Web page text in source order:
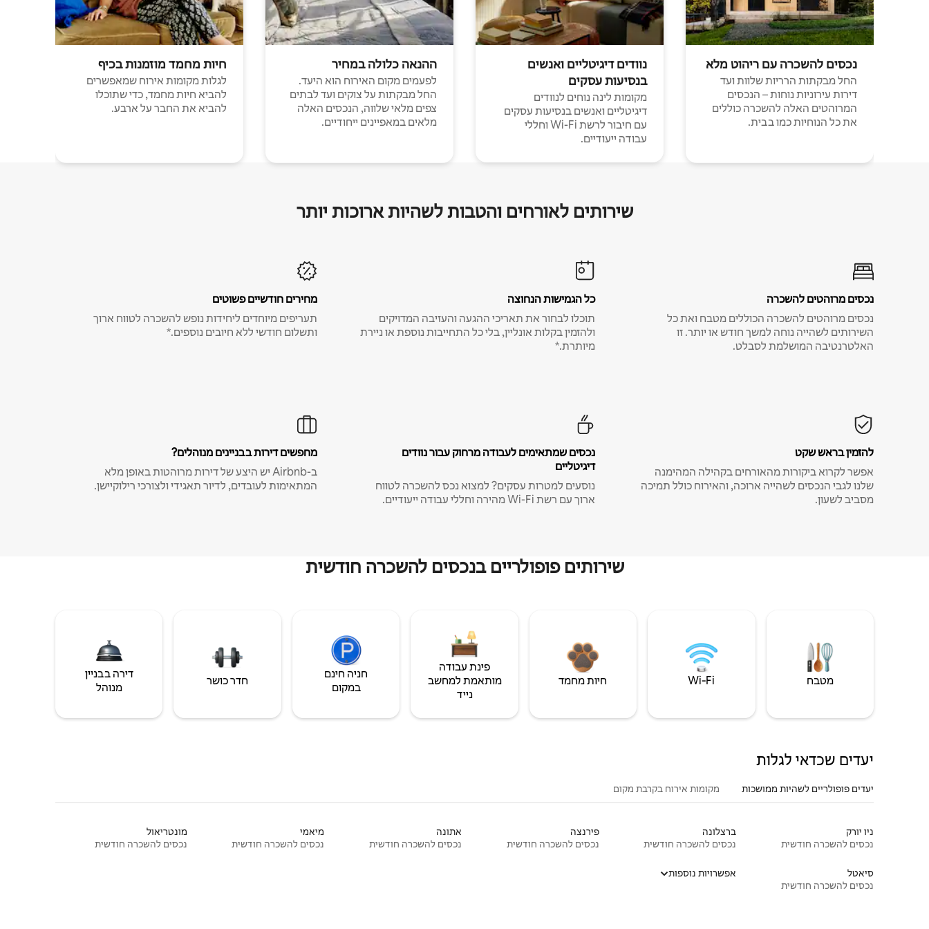
נכסים להשכרה עם ריהוט מלא
החל מבקתות הרריות שלוות ועד
דירות עירוניות נוחות – הנכסים
המרוהטים האלה להשכרה כוללים
את כל הנוחיות כמו בבית.
נוודים דיגיטליים ואנשים
בנסיעות עסקים
מקומות לינה נוחים לנוודים
דיגיטליים ואנשים בנסיעות עסקים
עם חיבור לרשת Wi-Fi וחללי
עבודה ייעודיים.
ההנאה כלולה במחיר
לפעמים מקום האירוח הוא היעד.
החל מבקתות על צוקים ועד לבתים
צפים מלאי שלווה, הנכסים האלה
מלאים במאפיינים ייחודיים.
חיות מחמד מוזמנות בכיף
לגלות מקומות אירוח שמאפשרים
להביא חיות מחמד, כדי שתוכלו
להביא את החבר על ארבע.
שירותים לאורחים והטבות לשהיות ארוכות יותר
נכסים מרוהטים להשכרה
נכסים מרוהטים להשכרה הכוללים מטבח ואת כל
השירותים לשהייה נוחה למשך חודש או יותר. זו
האלטרנטיבה המושלמת לסבלט.
כל הגמישות הנחוצה
תוכלו לבחור את תאריכי ההגעה והעזיבה המדויקים
ולהזמין בקלות אונליין, בלי כל התחייבות נוספת או ניירת
מיותרת.*
מחירים חודשיים פשוטים
תעריפים מיוחדים ליחידות נופש להשכרה לטווח ארוך
ותשלום חודשי ללא חיובים נוספים.*
להזמין בראש שקט
אפשר לקרוא ביקורות מהאורחים בקהילה המהימנה
שלנו לגבי הנכסים לשהייה ארוכה, והאירוח כולל תמיכה
מסביב לשעון.
נכסים שמתאימים לעבודה מרחוק עבור נוודים
דיגיטליים
נוסעים למטרות עסקים? למצוא נכס להשכרה לטווח
ארוך עם רשת Wi-Fi מהירה וחללי עבודה ייעודיים.
מחפשים דירות בבניינים מנוהלים?
ב-Airbnb יש היצע של דירות מרוהטות באופן מלא
המתאימות לעובדים, לדיור תאגידי ולצורכי רילוקיישן.
שירותים פופולריים בנכסים להשכרה חודשית
מטבח Wi‑Fi חיות מחמד
פינת עבודה
מותאמת למחשב
נייד
חניה חינם
במקום
חדר כושר
דירה בבניין
מנוהל
יעדים שכדאי לגלות
יעדים פופולריים לשהיות ממושכות מקומות אירוח בקרבת מקום
ניו יורק
נכסים להשכרה חודשית
ברצלונה
נכסים להשכרה חודשית
פירנצה
נכסים להשכרה חודשית
אתונה
נכסים להשכרה חודשית
מיאמי
נכסים להשכרה חודשית
מונטריאול
נכסים להשכרה חודשית
סיאטל
נכסים להשכרה חודשית
אפשרויות נוספות